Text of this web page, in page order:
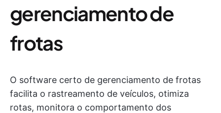
gerenciamento de
frotas
O software certo de gerenciamento de frotas
facilita o rastreamento de veículos, otimiza
rotas, monitora o comportamento dos